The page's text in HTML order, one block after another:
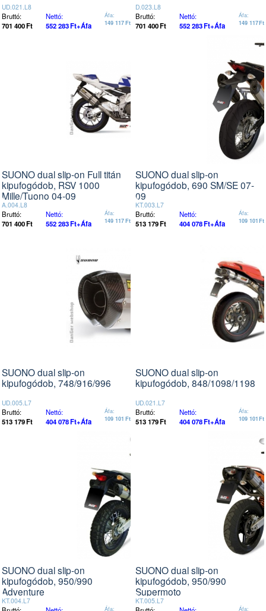
UD.021.L8
Bruttó:
701 400Ft
Nettó:
552 283Ft+Áfa
Áfa:
149 117Ft
D.023.L8
Bruttó:
701 400Ft
Nettó:
552 283Ft+Áfa
Áfa:
149 117Ft
SUONO dual slip-on Full titán
kipufogódob, RSV 1000
Mille/Tuono 04-09
A.004.L8
Bruttó:
701 400Ft
Nettó:
552 283Ft+Áfa
Áfa:
149 117Ft
SUONO dual slip-on
kipufogódob, 690 SM/SE 07-
09
KT.003.L7
Bruttó:
513 179Ft
Nettó:
404 078Ft+Áfa
Áfa:
109 101Ft
SUONO dual slip-on
kipufogódob, 748/916/996
UD.005.L7
Bruttó:
513 179Ft
Nettó:
404 078Ft+Áfa
Áfa:
109 101 Ft
SUONO dual slip-on
kipufogódob, 848/1098/1198
UD.021.L7
Bruttó:
513 179Ft
Nettó:
404 078Ft+Áfa
Áfa:
109 101Ft
SUONO dual slip-on
kipufogódob, 950/990
Adventure
KT.004.L7
Áfa:
SUONO dual slip-on
kipufogódob, 950/990
Supermoto
KT.005.L7
Áfa: